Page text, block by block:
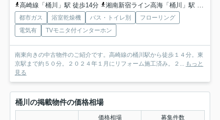
高崎線「桶川」駅 徒歩14分
湘南新宿ライン高海「桶川」駅 徒歩14分
都市ガス 浴室乾燥機 バス・トイレ別
フローリング
電気有
TVモニタ付インターホン
南東向きの中古物件のご紹介です。高崎線の桶川駅から徒歩１４分。東
京駅まで約５０分。２０２４年１月にリフォーム施工済み。２... もっと
見る
桶川の掲載物件の価格相場
価格相場 募集件数